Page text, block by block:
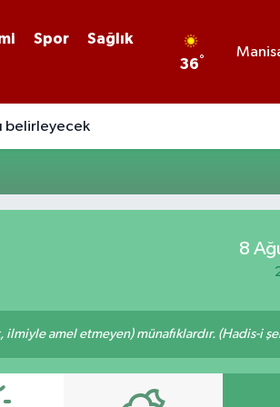
Spor
Sağlık
36°
belirleyecek
8
amel etmeyen) münafıklardır. (Hadis-i